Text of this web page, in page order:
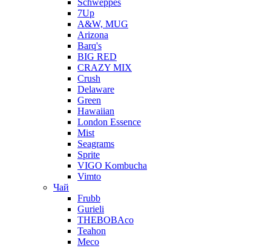
Schweppes
7Up
A&W, MUG
Arizona
Barq's
BIG RED
CRAZY MIX
Crush
Delaware
Green
Hawaiian
London Essence
Mist
Seagrams
Sprite
VIGO Kombucha
Vimto
Чай
Frubb
Gurieli
THEBOBAco
Teahon
Meco